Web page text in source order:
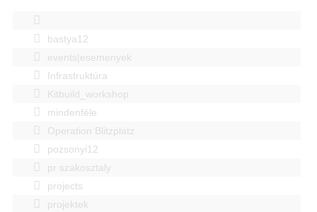
bastya12
events|esemenyek
Infrastruktúra
Kitbuild_workshop
mindenféle
Operation Blitzplatz
pozsonyi12
pr szakosztaly
projects
projektek